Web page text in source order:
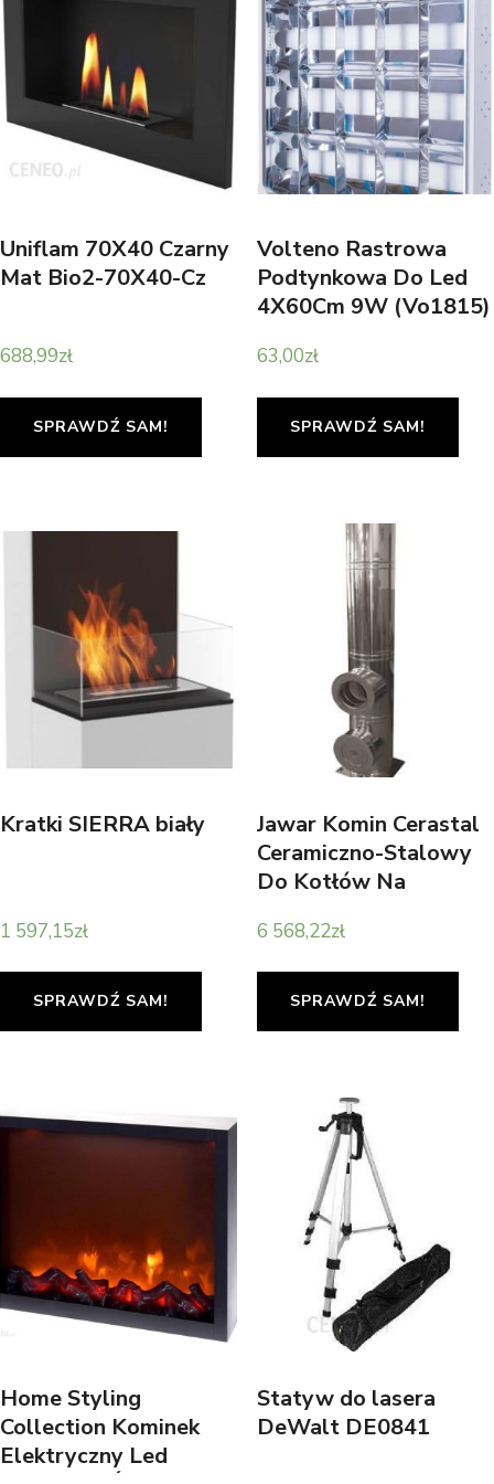
Uniflam 70X40 Czarny
Mat Bio2-70X40-Cz
688,99zł
SPRAWDŹ SAM!
Volteno Rastrowa
Podtynkowa Do Led
4X60Cm 9W (Vo1815)
63,00zł
SPRAWDŹ SAM!
Kratki SIERRA biały
1 597,15zł
SPRAWDŹ SAM!
Jawar Komin Cerastal
Ceramiczno-Stalowy
Do Kotłów Na
200 Izolowany 6,18m
6 568,22zł
SPRAWDŹ SAM!
Home Styling
Collection Kominek
Elektryczny Led
Statyw do lasera
DeWalt DE0841